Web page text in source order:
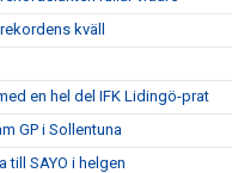
kväll
en hel del IFK Lidingö-prat
GP i Sollentuna
till SAYO i helgen